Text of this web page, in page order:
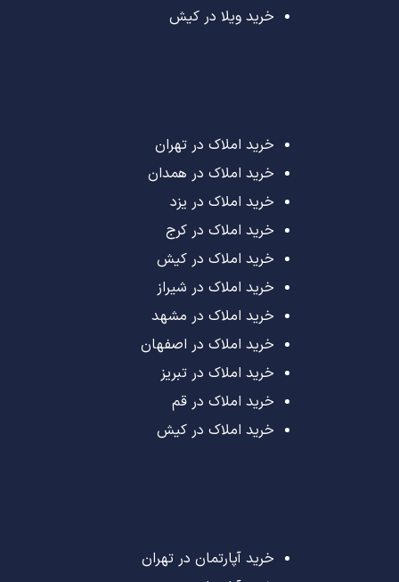
خرید ویلا در کیش
خرید املاک در تهران
خرید املاک در همدان
خرید املاک در یزد
خرید املاک در کرج
خرید املاک در کیش
خرید املاک در شیراز
خرید املاک در مشهد
خرید املاک در اصفهان
خرید املاک در تبریز
خرید املاک در قم
خرید املاک در کیش
خرید آپارتمان در تهران